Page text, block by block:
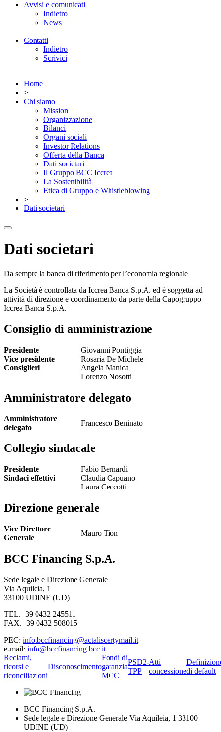
Avvisi e comunicati
Indietro
News
Contatti
Indietro
Scrivici
Home
>
Chi siamo
Mission
Organizzazione
Bilanci
Organi sociali
Investor Relations
Offerta della Banca
Dati societari
Il Gruppo BCC Iccrea
La Sostenibilità
Etica di Gruppo e Whistleblowing
>
Dati societari
Dati societari
Da sempre la banca di riferimento per l’economia regionale
La Società è controllata da Iccrea Banca S.p.A. ed è soggetta ad
attività di direzione e coordinamento da parte della Capogruppo
Iccrea Banca S.p.A.
Consiglio di amministrazione
Presidente
Giovanni Pontiggia
Vice presidente
Rosaria De Michele
Consiglieri
Angela Manica
Lorenzo Nosotti
Amministratore delegato
Amministratore
delegato
Francesco Beninato
Collegio sindacale
Presidente
Fabio Bernardi
Sindaci effettivi
Claudia Capuano
Laura Ceccotti
Direzione generale
Vice Direttore
Generale
Mauro Tion
BCC Financing S.p.A.
Sede legale e Direzione Generale
Via Aquileia, 1
33100 UDINE (UD)
TEL.+39 0432 245511
FAX.+39 0432 508015
PEC: info.bccfinancing@actaliscertymail.it
e-mail: info@bccfinancing.bcc.it
Reclami,
ricorsi e
riconciliazioni
Disconoscimento
Fondi di
garanzia
MCC
PSD2-
TPP
Atti
concessionedi default
BCC Financing S.p.A.
Sede legale e Direzione Generale Via Aquileia, 1 33100
UDINE (UD)